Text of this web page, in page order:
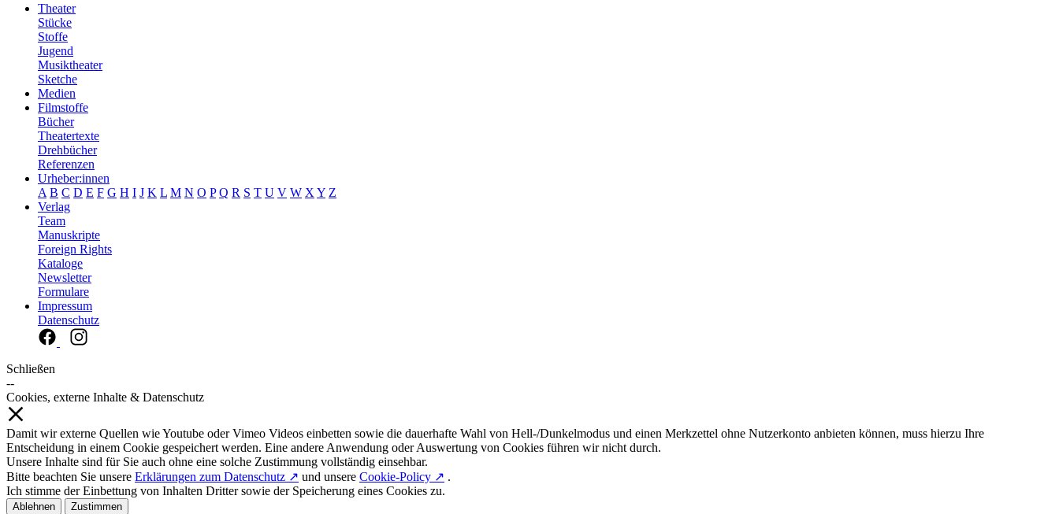
Theater
Stücke
Stoffe
Jugend
Musiktheater
Sketche
Medien
Filmstoffe
Bücher
Theatertexte
Drehbücher
Referenzen
Urheber:innen
A B C D E F G H I J K L M N O P Q R S T U V W X Y Z
Verlag
Team
Manuskripte
Foreign Rights
Kataloge
Newsletter
Formulare
Impressum
Datenschutz
Schließen
--
Cookies, externe Inhalte & Datenschutz
Damit wir externe Quellen wie Youtube oder Vimeo Videos einbetten sowie die dauerhafte Wahl von Hell-/Dunkelmodus und einen Merkzettel ohne Nutzerkonto anbieten können, muss hierzu Ihre
Entscheidung in einem Cookie gespeichert werden. Eine andere Anwendung oder Auswertung von Cookies führen wir nicht durch.
Unsere Inhalte sind für Sie auch ohne eine solche Zustimmung vollständig einsehbar.
Bitte beachten Sie unsere Erklärungen zum Datenschutz ↗ und unsere Cookie-Policy ↗ .
Ich stimme der Einbettung von Inhalten Dritter sowie der Speicherung eines Cookies zu.
Ablehnen Zustimmen